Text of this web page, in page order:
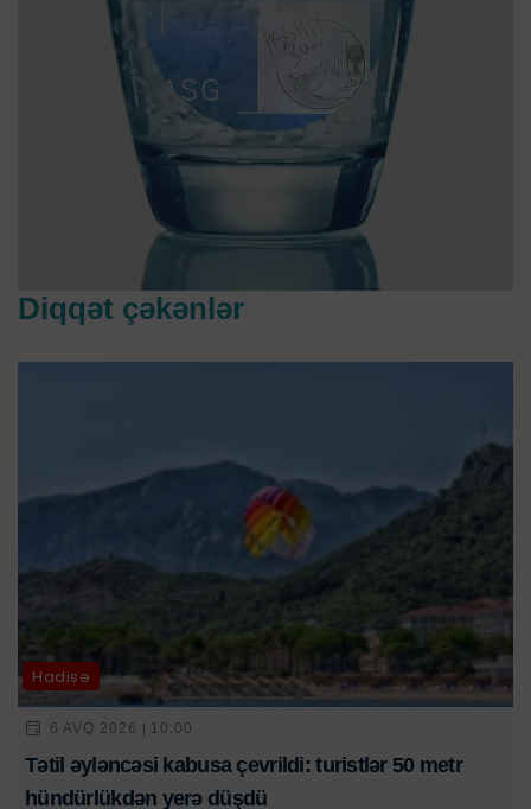
Diqqət çəkənlər
Hadisə
6 AVQ 2026 | 10:00
Tətil əyləncəsi kabusa çevrildi: turistlər 50 metr
hündürlükdən yerə düşdü